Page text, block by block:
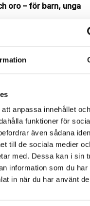
anpassa innehållet och
funktioner för
även sådana
till de sociala medier
med. Dessa kan i sin
information som du har
in när du har använt
oro – för barn, unga
en konkret strategi
eller fysiska
vad som
det möjligt att
kan göra– på ett
vridbar
användaren det